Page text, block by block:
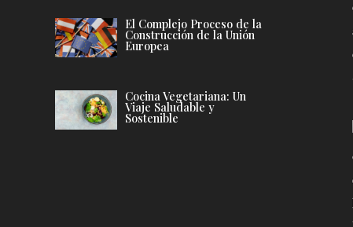
El Complejo Proceso de la
Construcción de la Unión
Europea
Cocina Vegetariana: Un
Viaje Saludable y
Sostenible